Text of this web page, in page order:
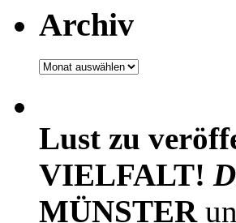
Archiv
Archiv
Lust zu
VIELFALT!
MÜNSTER